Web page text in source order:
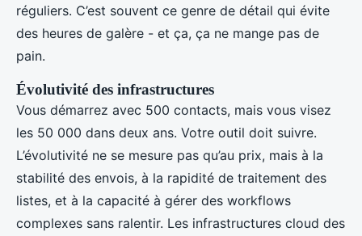
réguliers. C’est souvent ce genre de détail qui évite
des heures de galère - et ça, ça ne mange pas de
pain.
Évolutivité des infrastructures
Vous démarrez avec 500 contacts, mais vous visez
les 50 000 dans deux ans. Votre outil doit suivre.
L’évolutivité ne se mesure pas qu’au prix, mais à la
stabilité des envois, à la rapidité de traitement des
listes, et à la capacité à gérer des workflows
complexes sans ralentir. Les infrastructures cloud des